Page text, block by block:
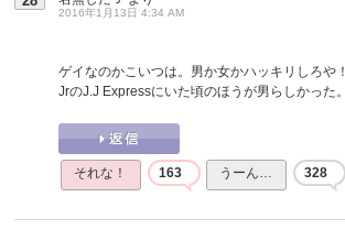
2016年1月13日 4:34 AM
ゲイなのかこいつは。男か女かハッキリしろや！
JrのJ.J Expressにいた頃のほうが男らしかった。
それな！ 163 うーん… 328